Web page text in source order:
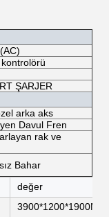
ŞARJER
arka aks
Davul Fren
rak ve
Bahar
değer
3900*1200*1900MM